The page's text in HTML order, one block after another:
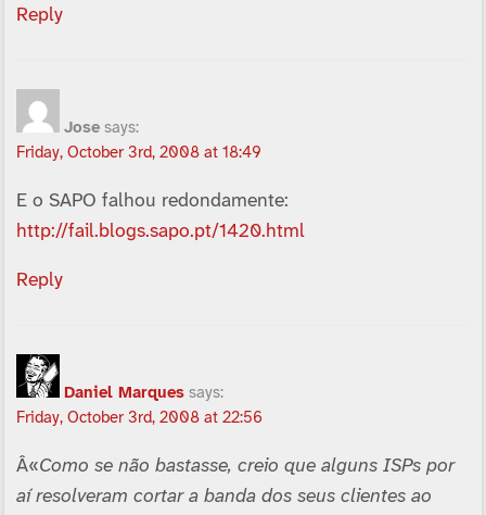
Reply
Jose says:
Friday, October 3rd, 2008 at 18:49
E o SAPO falhou redondamente:
http://fail.blogs.sapo.pt/1420.html
Reply
Daniel Marques says:
Friday, October 3rd, 2008 at 22:56
Â«Como se não bastasse, creio que alguns ISPs por
aí­ resolveram cortar a banda dos seus clientes ao